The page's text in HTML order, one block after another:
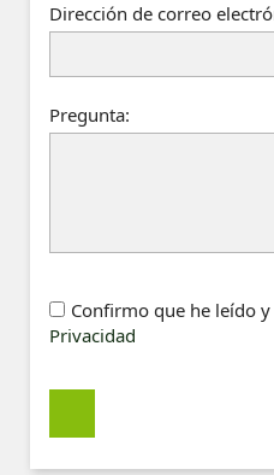
Dirección de correo
Pregunta:
Confirmo que he leído
Privacidad